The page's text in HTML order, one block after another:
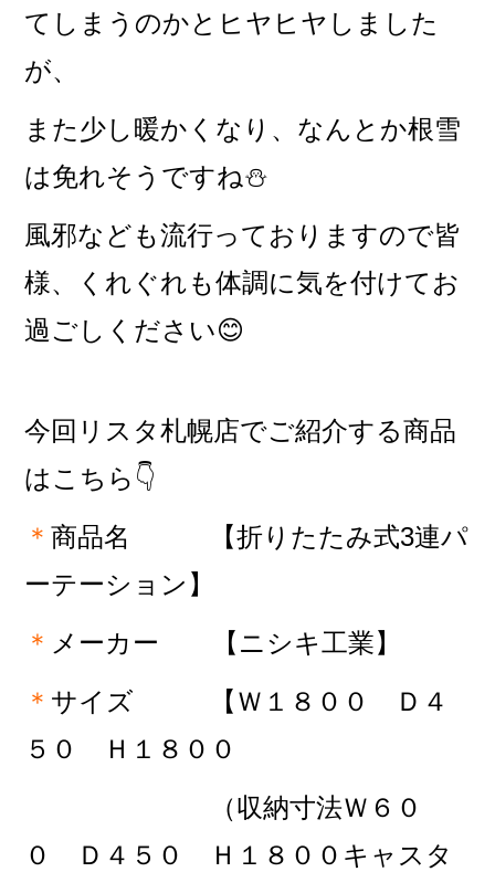
てしまうのかとヒヤヒヤしました
が、
また少し暖かくなり、なんとか根雪
は免れそうですね⛄
風邪なども流行っておりますので皆
様、くれぐれも体調に気を付けてお
過ごしください😊
今回リスタ札幌店でご紹介する商品
はこちら👇
＊商品名 【折りたたみ式3連パ
ーテーション 】
＊ メーカー 【ニシキ工業】
＊ サイズ 【Ｗ１８００ Ｄ４
５０ Ｈ１８００
（収納寸法Ｗ６０
０ Ｄ４５０ Ｈ１８００キャスタ